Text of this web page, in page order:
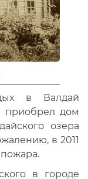
в Валдай
приобрел дом
озера
в 2011
пожара.
в городе